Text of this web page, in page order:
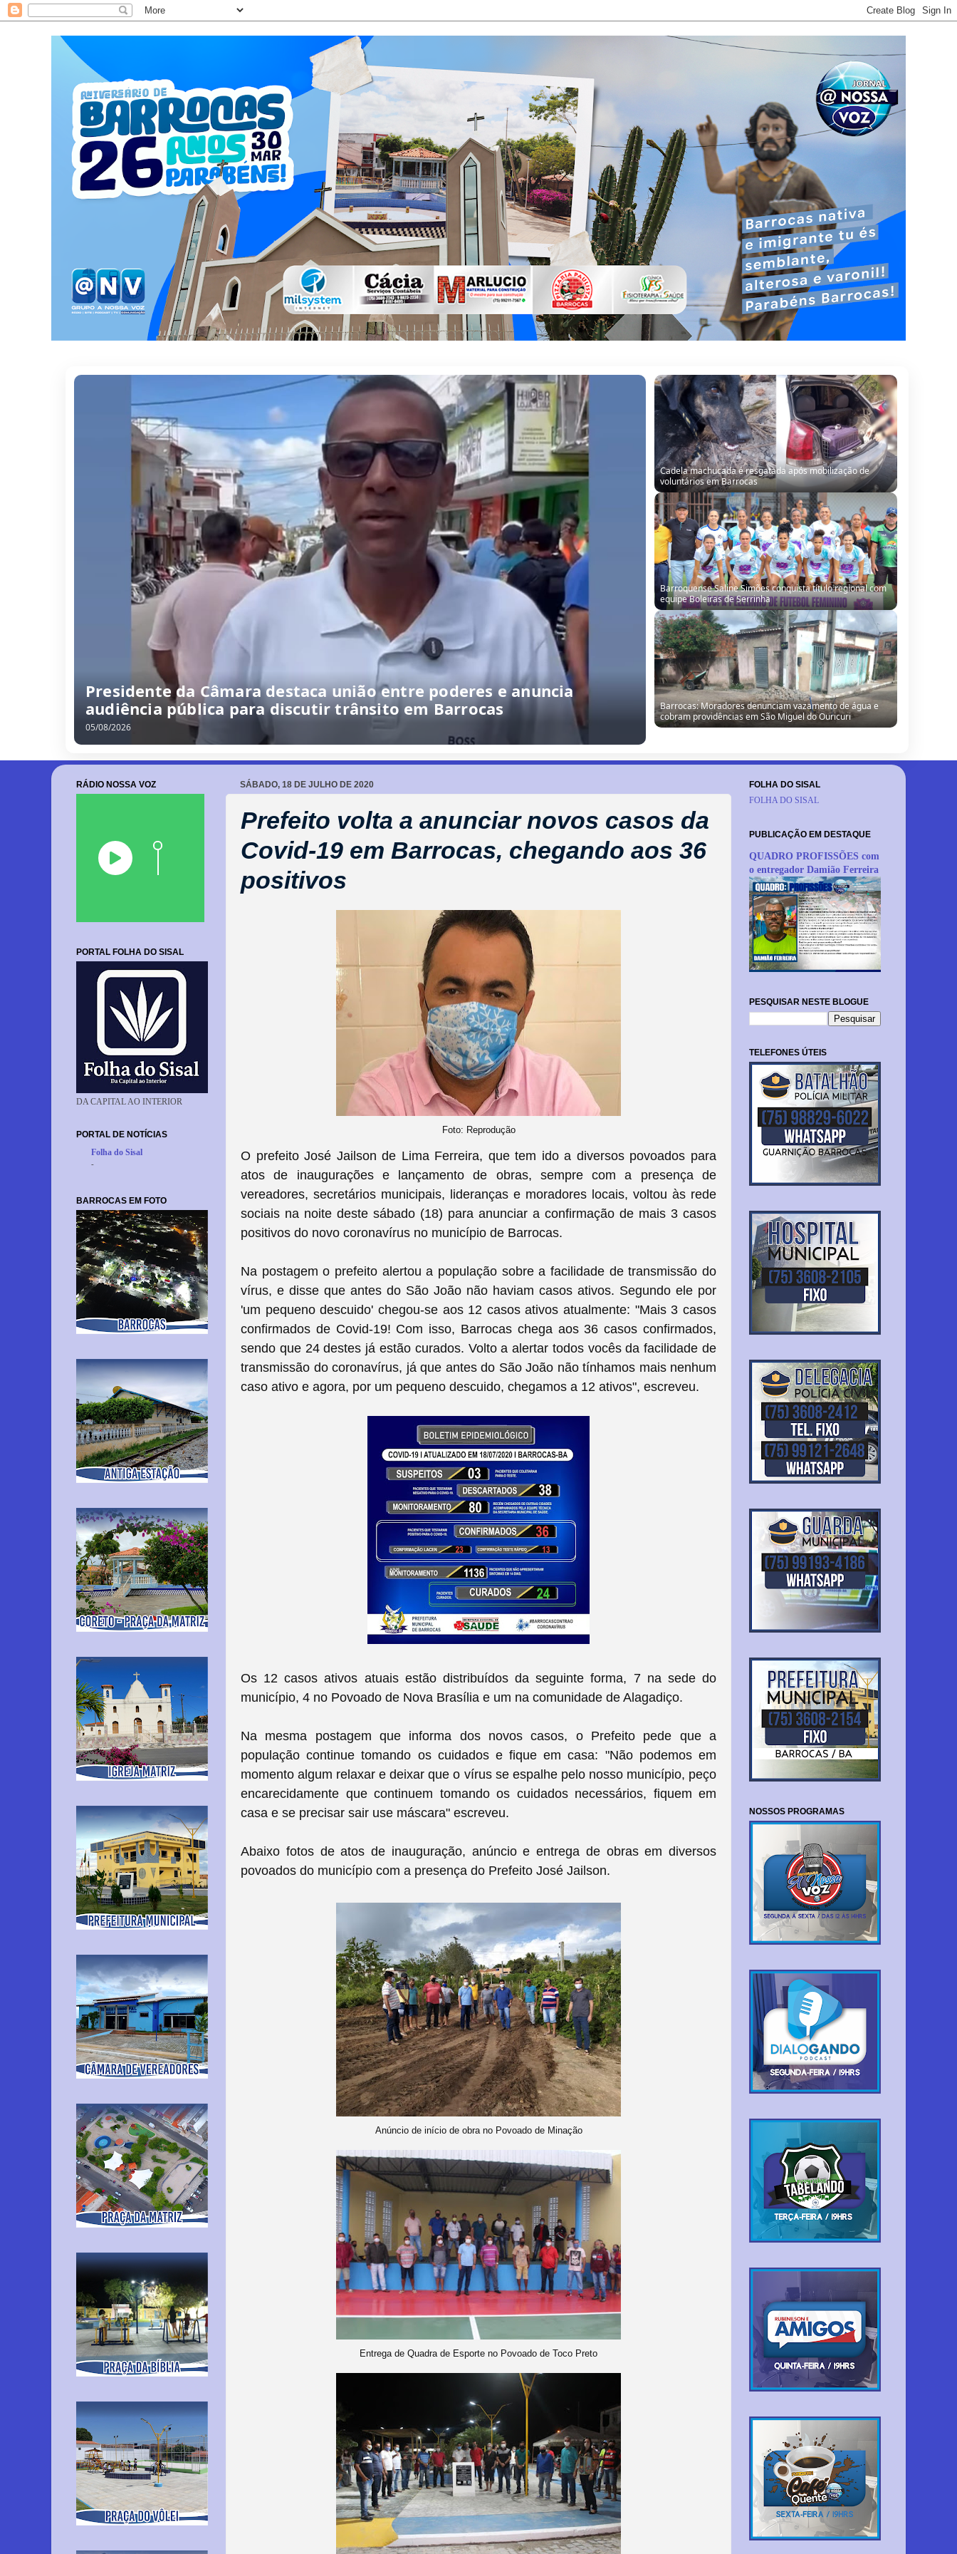
Presidente da Câmara destaca união entre poderes e anuncia
audiência pública para discutir trânsito em Barrocas
05/08/2026
Cadela machucada é resgatada após mobilização de
voluntários em Barrocas
Barroquense Saline Simões conquista título regional com
equipe Boleiras de Serrinha
Barrocas: Moradores denunciam vazamento de água e
cobram providências em São Miguel do Ouricuri
SÁBADO, 18 DE JULHO DE 2020
Prefeito volta a anunciar novos casos da
Covid-19 em Barrocas, chegando aos 36
positivos
Foto: Reprodução
O prefeito José Jailson de Lima Ferreira, que tem ido a diversos povoados para
atos de inaugurações e lançamento de obras, sempre com a presença de
vereadores, secretários municipais, lideranças e moradores locais, voltou às rede
sociais na noite deste sábado (18) para anunciar a confirmação de mais 3 casos
positivos do novo coronavírus no município de Barrocas.
Na postagem o prefeito alertou a população sobre a facilidade de transmissão do
vírus, e disse que antes do São João não haviam casos ativos. Segundo ele por
'um pequeno descuido' chegou-se aos 12 casos ativos atualmente: "Mais 3 casos
confirmados de Covid-19! Com isso, Barrocas chega aos 36 casos confirmados,
sendo que 24 destes já estão curados. Volto a alertar todos vocês da facilidade de
transmissão do coronavírus, já que antes do São João não tínhamos mais nenhum
caso ativo e agora, por um pequeno descuido, chegamos a 12 ativos", escreveu.
Os 12 casos ativos atuais estão distribuídos da seguinte forma, 7 na sede do
município, 4 no Povoado de Nova Brasília e um na comunidade de Alagadiço.
Na mesma postagem que informa dos novos casos, o Prefeito pede que a
população continue tomando os cuidados e fique em casa: "Não podemos em
momento algum relaxar e deixar que o vírus se espalhe pelo nosso município, peço
encarecidamente que continuem tomando os cuidados necessários, fiquem em
casa e se precisar sair use máscara" escreveu.
Abaixo fotos de atos de inauguração, anúncio e entrega de obras em diversos
povoados do município com a presença do Prefeito José Jailson.
Anúncio de início de obra no Povoado de Minação
Entrega de Quadra de Esporte no Povoado de Toco Preto
RÁDIO NOSSA VOZ
PORTAL FOLHA DO SISAL
DA CAPITAL AO INTERIOR
PORTAL DE NOTÍCIAS
Folha do Sisal
-
BARROCAS EM FOTO
FOLHA DO SISAL
FOLHA DO SISAL
PUBLICAÇÃO EM DESTAQUE
QUADRO PROFISSÕES com
o entregador Damião Ferreira
PESQUISAR NESTE BLOGUE
TELEFONES ÚTEIS
NOSSOS PROGRAMAS